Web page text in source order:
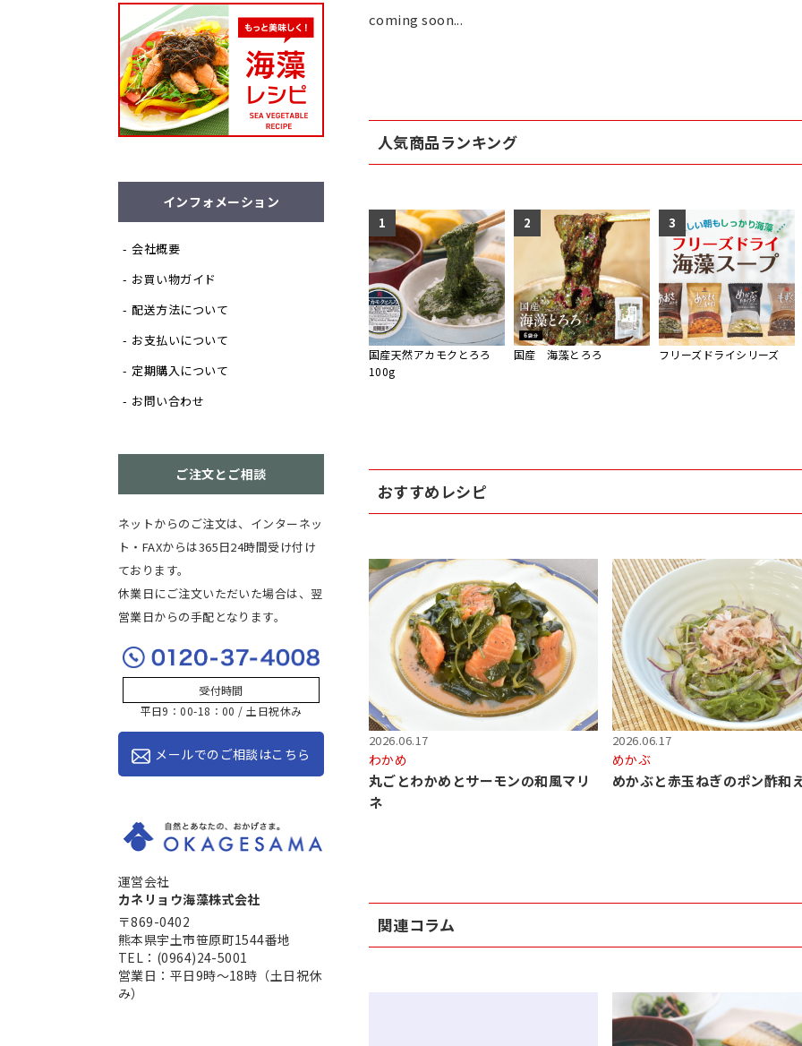
coming soon...
人気商品ランキング
1
国産天然アカモクとろろ
100g
2
国産 海藻とろろ
3
フリーズドライシリーズ
おすすめレシピ
2026.06.17
わかめ
丸ごとわかめとサーモンの和風マリ
ネ
2026.06.17
めかぶ
めかぶと赤玉ねぎのポン酢和
関連コラム
インフォメーション
会社概要
お買い物ガイド
配送方法について
お支払いについて
定期購入について
お問い合わせ
ご注文とご相談
ネットからのご注文は、インターネッ
ト・FAXからは365日24時間受け付け
ております。
休業日にご注文いただいた場合は、翌
営業日からの手配となります。
受付時間
平日9：00-18：00 / 土日祝休み
メールでのご相談はこちら
運営会社
カネリョウ海藻株式会社
〒869-0402
熊本県宇土市笹原町1544番地
TEL：(0964)24-5001
営業日：平日9時～18時（土日祝休
み）